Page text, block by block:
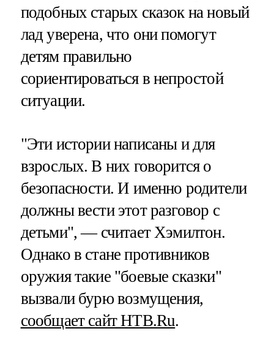
подобных старых сказок на новый
лад уверена, что они помогут
детям правильно
сориентироваться в непростой
ситуации.
"Эти истории написаны и для
взрослых. В них говорится о
безопасности. И именно родители
должны вести этот разговор с
детьми", — считает Хэмилтон.
Однако в стане противников
оружия такие "боевые сказки"
вызвали бурю возмущения,
сообщает сайт НТВ.Ru.